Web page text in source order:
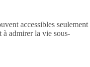
accessibles seulement
à admirer la vie sous-